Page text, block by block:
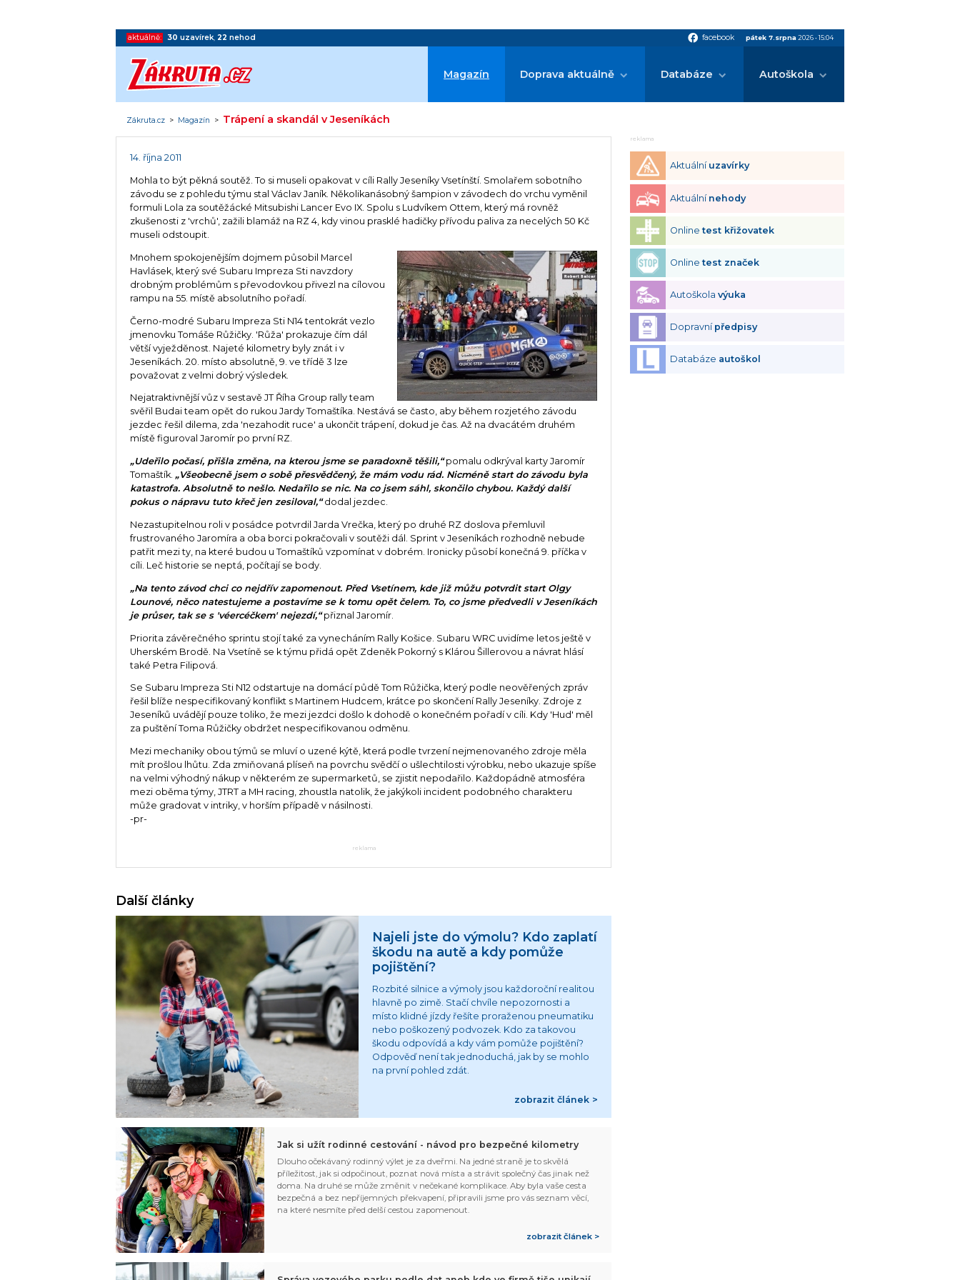
aktuálně: 30 uzavírek,22 nehod facebook facebook pátek 7.srpna 2026•15:04
Magazín Doprava aktuálně Databáze Autoškola
Zákruta.cz > Magazín > Trápení a skandál v Jeseníkách
14. října 2011
Mohla to být pěkná soutěž. To si museli opakovat v cíli Rally Jeseníky Vsetínští. Smolařem sobotního
závodu se z pohledu týmu stal Václav Janík. Několikanásobný šampion v závodech do vrchu vyměnil
formuli Lola za soutěžácké Mitsubishi Lancer Evo IX. Spolu s Ludvíkem Ottem, který má rovněž
zkušenosti z 'vrchů', zažili blamáž na RZ 4, kdy vinou prasklé hadičky přívodu paliva za necelých 50 Kč
museli odstoupit.
Mnohem spokojenějším dojmem působil Marcel
Havlásek, který své Subaru Impreza Sti navzdory
drobným problémům s převodovkou přivezl na cílovou
rampu na 55. místě absolutního pořadí.
Černo-modré Subaru Impreza Sti N14 tentokrát vezlo
jmenovku Tomáše Růžičky. 'Růža' prokazuje čím dál
větší vyježděnost. Najeté kilometry byly znát i v
Jeseníkách. 20. místo absolutně, 9. ve třídě 3 lze
považovat z velmi dobrý výsledek.
Nejatraktivnější vůz v sestavě JT Říha Group rally team
svěřil Budai team opět do rukou Jardy Tomaštíka. Nestává se často, aby během rozjetého závodu
jezdec řešil dilema, zda 'nezahodit ruce' a ukončit trápení, dokud je čas. Až na dvacátém druhém
místě figuroval Jaromír po první RZ.
„Udeřilo počasí, přišla změna, na kterou jsme se paradoxně těšili,“pomalu odkrýval karty Jaromír
Tomaštík.„Všeobecně jsem o sobě přesvědčený, že mám vodu rád. Nicméně start do závodu byla
katastrofa. Absolutně to nešlo. Nedařilo se nic. Na co jsem sáhl, skončilo chybou. Každý další
pokus o nápravu tuto křeč jen zesiloval,“dodal jezdec.
Nezastupitelnou roli v posádce potvrdil Jarda Vrečka, který po druhé RZ doslova přemluvil
frustrovaného Jaromíra a oba borci pokračovali v soutěži dál. Sprint v Jeseníkách rozhodně nebude
patřit mezi ty, na které budou u Tomaštíků vzpomínat v dobrém. Ironicky působí konečná 9. příčka v
cíli. Leč historie se neptá, počítají se body.
„Na tento závod chci co nejdřív zapomenout. Před Vsetínem, kde již můžu potvrdit start Olgy
Lounové, něco natestujeme a postavíme se k tomu opět čelem. To, co jsme předvedli v Jeseníkách
je průser, tak se s 'véercéčkem' nejezdí,“přiznal Jaromír.
Priorita závěrečného sprintu stojí také za vynecháním Rally Košice. Subaru WRC uvidíme letos ještě v
Uherském Brodě. Na Vsetíně se k týmu přidá opět Zdeněk Pokorný s Klárou Šillerovou a návrat hlásí
také Petra Filipová.
Se Subaru Impreza Sti N12 odstartuje na domácí půdě Tom Růžička, který podle neověřených zpráv
řešil blíže nespecifikovaný konflikt s Martinem Hudcem, krátce po skončení Rally Jeseníky. Zdroje z
Jeseníků uvádějí pouze toliko, že mezi jezdci došlo k dohodě o konečném pořadí v cíli. Kdy 'Hud' měl
za puštění Toma Růžičky obdržet nespecifikovanou odměnu.
Mezi mechaniky obou týmů se mluví o uzené kýtě, která podle tvrzení nejmenovaného zdroje měla
mít prošlou lhůtu. Zda zmiňovaná plíseň na povrchu svědčí o ušlechtilosti výrobku, nebo ukazuje spíše
na velmi výhodný nákup v některém ze supermarketů, se zjistit nepodařilo. Každopádně atmosféra
mezi oběma týmy, JTRT a MH racing, zhoustla natolik, že jakýkoli incident podobného charakteru
může gradovat v intriky, v horším případě v násilnosti.
-pr-
reklama
Další články
Najeli jste do výmolu? Kdo zaplatí
škodu na autě a kdy pomůže
pojištění?
Rozbité silnice a výmoly jsou každoroční realitou
hlavně po zimě. Stačí chvíle nepozornosti a
místo klidné jízdy řešíte proraženou pneumatiku
nebo poškozený podvozek. Kdo za takovou
škodu odpovídá a kdy vám pomůže pojištění?
Odpověď není tak jednoduchá, jak by se mohlo
na první pohled zdát.
zobrazit článek >
Jak si užít rodinné cestování - návod pro bezpečné kilometry
Dlouho očekávaný rodinný výlet je za dveřmi. Na jedné straně je to skvělá
příležitost, jak si odpočinout, poznat nová místa a strávit společný čas jinak než
doma. Na druhé se může změnit v nečekané komplikace. Aby byla vaše cesta
bezpečná a bez nepříjemných překvapení, připravili jsme pro vás seznam věcí,
na které nesmíte před delší cestou zapomenout.
zobrazit článek >
reklama
Aktuální uzavírky
Aktuální nehody
Onlinetest křižovatek
Onlinetest značek
Autoškolavýuka
Dopravní předpisy
Databáze autoškol